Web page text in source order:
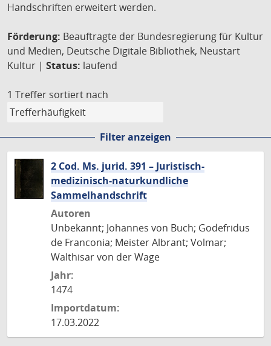
Handschriften erweitert werden.
Förderung: Beauftragte der Bundesregierung für Kultur
und Medien, Deutsche Digitale Bibliothek, Neustart
Kultur | Status: laufend
1 Treffer sortiert nach
Filter anzeigen
2 Cod. Ms. jurid. 391 – Juristisch-
medizinisch-naturkundliche
Sammelhandschrift
Autoren
Unbekannt; Johannes von Buch; Godefridus
de Franconia; Meister Albrant; Volmar;
Walthisar von der Wage
Jahr:
1474
Importdatum:
17.03.2022